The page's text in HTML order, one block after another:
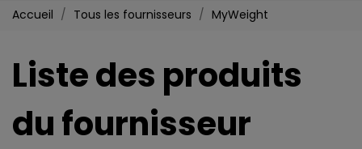
Accueil Tous les fournisseurs MyWeight
Liste des produits
du fournisseur